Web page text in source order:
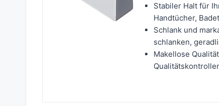
Stabiler Halt für
Handtücher,
Schlank und
schlanken,
Makellose